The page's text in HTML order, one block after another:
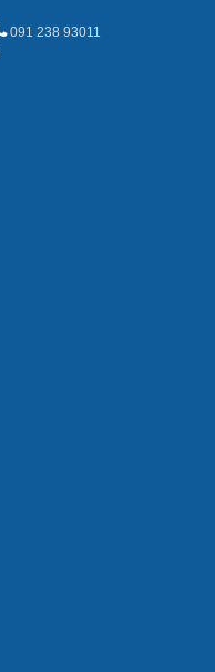
091 238 93011